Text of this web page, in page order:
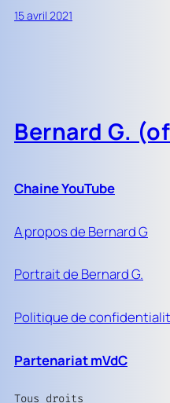
15 avril 2021
Bernard G.
Chaine YouTube
A propos de Bernard G
Portrait de Bernard G.
Politique de
Partenariat mVdC
Tous droits